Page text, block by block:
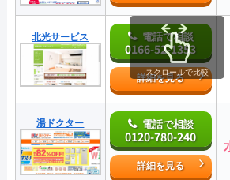
北光サービス 電話で相談
0166-52-1353
詳細を見る
湯ドクター 電話で相談
0120-780-240
詳細を見る
スクロールで比較